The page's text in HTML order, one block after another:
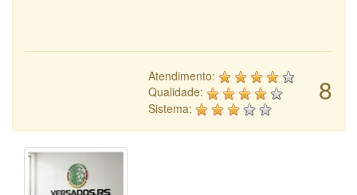
8
Atendimento:
Qualidade:
Sistema: